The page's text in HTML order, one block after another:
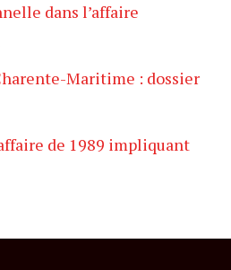
dans l’affaire
Maritime : dossier
de 1989 impliquant